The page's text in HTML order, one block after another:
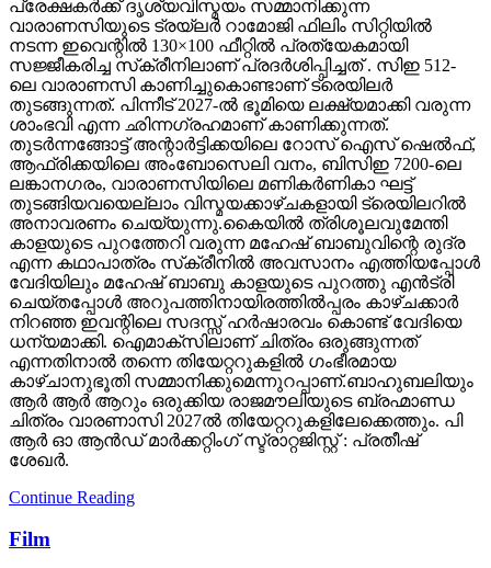
പ്രേക്ഷകർക്ക് ദൃശ്യവിസ്മയം സമ്മാനിക്കുന്ന
വാരാണസിയുടെ ട്രയ്ലർ റാമോജി ഫിലിം സിറ്റിയിൽ
നടന്ന ഇവെന്റിൽ 130×100 ഫീറ്റിൽ പ്രത്യേകമായി
സജ്ജീകരിച്ച സ്‌ക്രീനിലാണ് പ്രദർശിപ്പിച്ചത് . സിഇ 512-
ലെ വാരാണസി കാണിച്ചുകൊണ്ടാണ് ട്രെയിലര്‍
തുടങ്ങുന്നത്. പിന്നീട് 2027-ല്‍ ഭൂമിയെ ലക്ഷ്യമാക്കി വരുന്ന
ശാംഭവി എന്ന ഛിന്നഗ്രഹമാണ് കാണിക്കുന്നത്.
തുടര്‍ന്നങ്ങോട്ട് അന്റാര്‍ട്ടിക്കയിലെ റോസ് ഐസ് ഷെല്‍ഫ്,
ആഫ്രിക്കയിലെ അംബോസെലി വനം, ബിസിഇ 7200-ലെ
ലങ്കാനഗരം, വാരാണസിയിലെ മണികര്‍ണികാ ഘട്ട്
തുടങ്ങിയവയെല്ലാം വിസ്മയക്കാഴ്ചകളായി ട്രെയിലറില്‍
അനാവരണം ചെയ്യുന്നു.കൈയില്‍ ത്രിശൂലവുമേന്തി
കാളയുടെ പുറത്തേറി വരുന്ന മഹേഷ് ബാബുവിന്റെ രുദ്ര
എന്ന കഥാപാത്രം സ്‌ക്രീനിൽ അവസാനം എത്തിയപ്പോൾ
വേദിയിലും മഹേഷ് ബാബു കാളയുടെ പുറത്തു എൻട്രി
ചെയ്തപ്പോൾ അറുപത്തിനായിരത്തിൽപ്പരം കാഴ്ചക്കാർ
നിറഞ്ഞ ഇവന്റിലെ സദസ്സ് ഹർഷാരവം കൊണ്ട് വേദിയെ
ധന്യമാക്കി. ഐമാക്‌സിലാണ് ചിത്രം ഒരുങ്ങുന്നത്
എന്നതിനാല്‍ തന്നെ തിയേറ്ററുകളില്‍ ഗംഭീരമായ
കാഴ്ചാനുഭൂതി സമ്മാനിക്കുമെന്നുറപ്പാണ്.ബാഹുബലിയും
ആർ ആർ ആറും ഒരുക്കിയ രാജമൗലിയുടെ ബ്രഹ്മാണ്ഡ
ചിത്രം വാരണാസി 2027ൽ തിയേറ്ററുകളിലേക്കെത്തും. പി
ആർ ഓ ആൻഡ് മാർക്കറ്റിംഗ് സ്ട്രാറ്റജിസ്റ്റ് : പ്രതീഷ്
ശേഖർ.
Continue Reading
Film